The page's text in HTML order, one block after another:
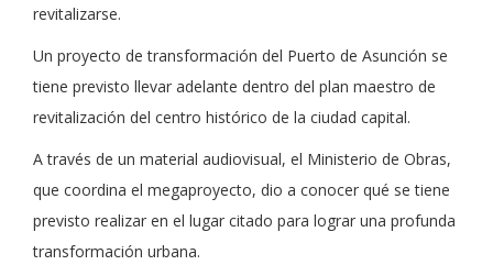
revitalizarse.
Un proyecto de transformación del Puerto de Asunción se
tiene previsto llevar adelante dentro del plan maestro de
revitalización del centro histórico de la ciudad capital.
A través de un material audiovisual, el Ministerio de Obras,
que coordina el megaproyecto, dio a conocer qué se tiene
previsto realizar en el lugar citado para lograr una profunda
transformación urbana.